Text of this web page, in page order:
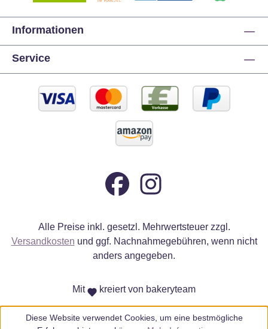
Informationen
Service
Alle Preise inkl. gesetzl. Mehrwertsteuer zzgl.
Versandkosten und ggf. Nachnahmegebühren, wenn nicht
anders angegeben.
Mit kreiert von bakeryteam
Diese Website verwendet Cookies, um eine bestmögliche